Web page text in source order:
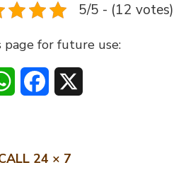
5/5 - (12 votes)
page for future use:
WhatsAppFacebook
24 × 7